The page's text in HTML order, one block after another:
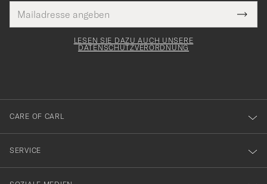
Mail
Adresse
Tack
för
dig
till
vårt
nyhetsbrev!
LESEN SIE DAZU AUCH UNSERE
DATENSCHUTZVERORDNUNG
CARE OF CARL
SERVICE